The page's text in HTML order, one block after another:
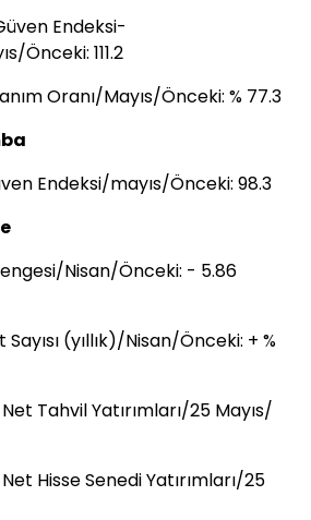
Endeksi-
Önceki: 111.2
Oranı/Mayıs/Önceki: % 77.3
Endeksi/mayıs/Önceki: 98.3
Nisan/Önceki: - 5.86
Sayısı (yıllık)/Nisan/Önceki: + %
Tahvil Yatırımları/25 Mayıs/
Hisse Senedi Yatırımları/25